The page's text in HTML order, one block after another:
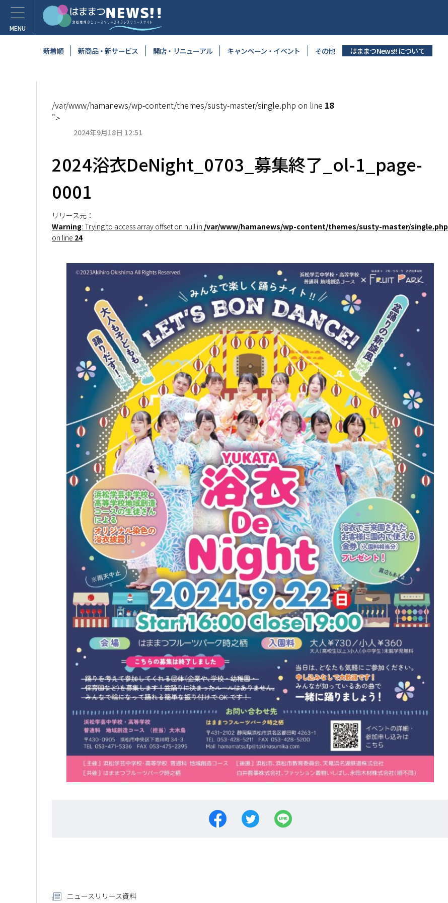
新着順 新商品・新サービス 開店・リニューアル キャンペーン・イベント その他 はままつNews!! について
/var/www/hamanews/wp-content/themes/susty-master/single.php on line 18
">
2024年9月18日 12:51
2024浴衣DeNight_0703_募集終了_ol-1_page-
0001
リリース元：
Warning: Trying to access array offset on null in /var/www/hamanews/wp-content/themes/susty-master/single.php
on line 24
ニュースリリース資料